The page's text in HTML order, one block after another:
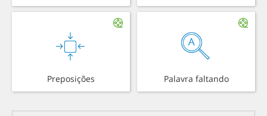
Preposições Palavra faltando